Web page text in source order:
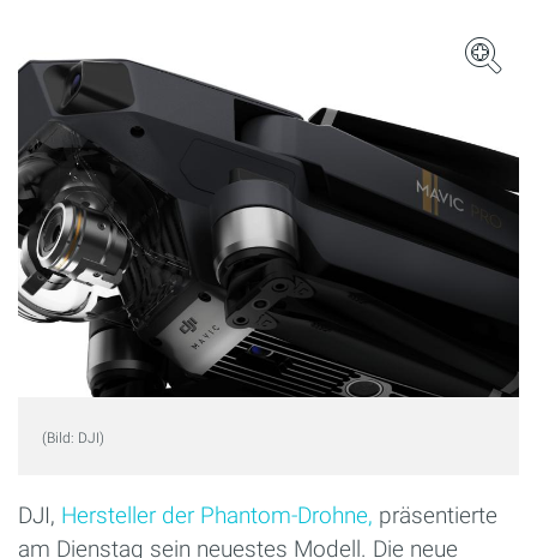
(Bild: DJI)
DJI, Hersteller der Phantom-Drohne, präsentierte
am Dienstag sein neuestes Modell. Die neue